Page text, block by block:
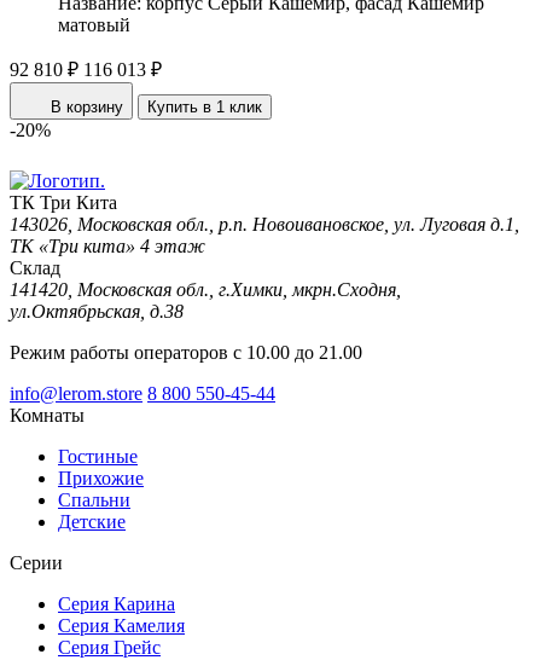
матовый
92 810 ₽ 116 013 ₽
В корзину Купить в 1 клик
-20%
ТК Три Кита
143026, Московская обл., р.п. Новоивановское, ул. Луговая д.1,
ТК «Три кита» 4 этаж
Склад
141420, Московская обл., г.Химки, мкрн.Сходня,
ул.Октябрьская, д.38
Режим работы операторов с 10.00 до 21.00
info@lerom.store 8 800 550-45-44
Комнаты
Гостиные
Прихожие
Спальни
Детские
Серии
Серия Карина
Серия Камелия
Серия Грейс